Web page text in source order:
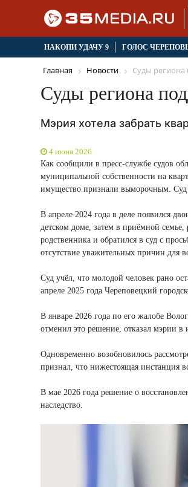
НАКОПИ УДАЧУ 9 ГОЛОС
Главная Новости Суды региона
Суды региона
Мэрия хотела забрать
4 июня 2026
Как сообщили в пресс-службе судов
муниципальной собственности на
имущество признали выморочным. Суд
В апреле 2024 года в деле появился
детском доме, затем в приёмной
родственника и обратился в суд с
отсутствие уважительных причин для
Суд учёл, что молодой человек рано
апреле 2025 года Череповецкий
В январе 2026 года по его жалобе
отменил это решение, отказал мэрии в
Одновременно возобновилось
признал, что нижестоящая инстанция
В мае 2026 года решение о
наследство.